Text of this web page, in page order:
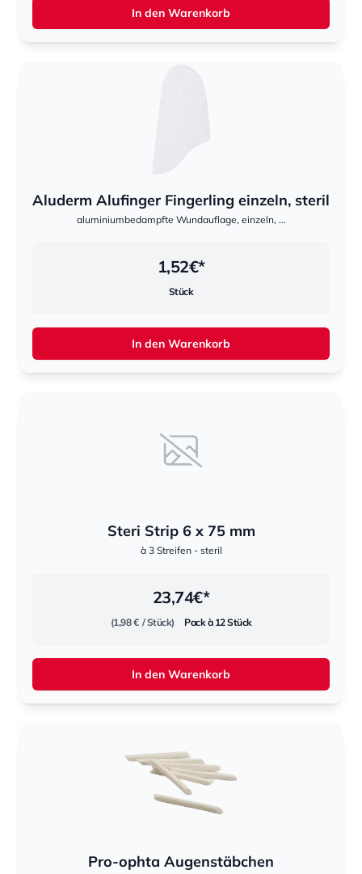
In den Warenkorb
Aluderm Alufinger Fingerling einzeln, steril
aluminiumbedampfte Wundauflage, einzeln, ...
1,52€*
Stück
In den Warenkorb
Steri Strip 6 x 75 mm
à 3 Streifen - steril
23,74€*
(1,98 € / Stück) Pack à 12 Stück
In den Warenkorb
Pro-ophta Augenstäbchen